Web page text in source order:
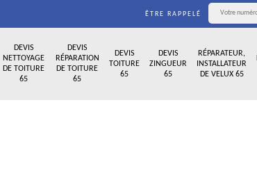
ÊTRE RAPPELÉ
DEVIS
NETTOYAGE
DE TOITURE
65
DEVIS
RÉPARATION
DE TOITURE
65
DEVIS
TOITURE
65
DEVIS
ZINGUEUR
65
RÉPARATEUR,
INSTALLATEUR
DE VELUX 65